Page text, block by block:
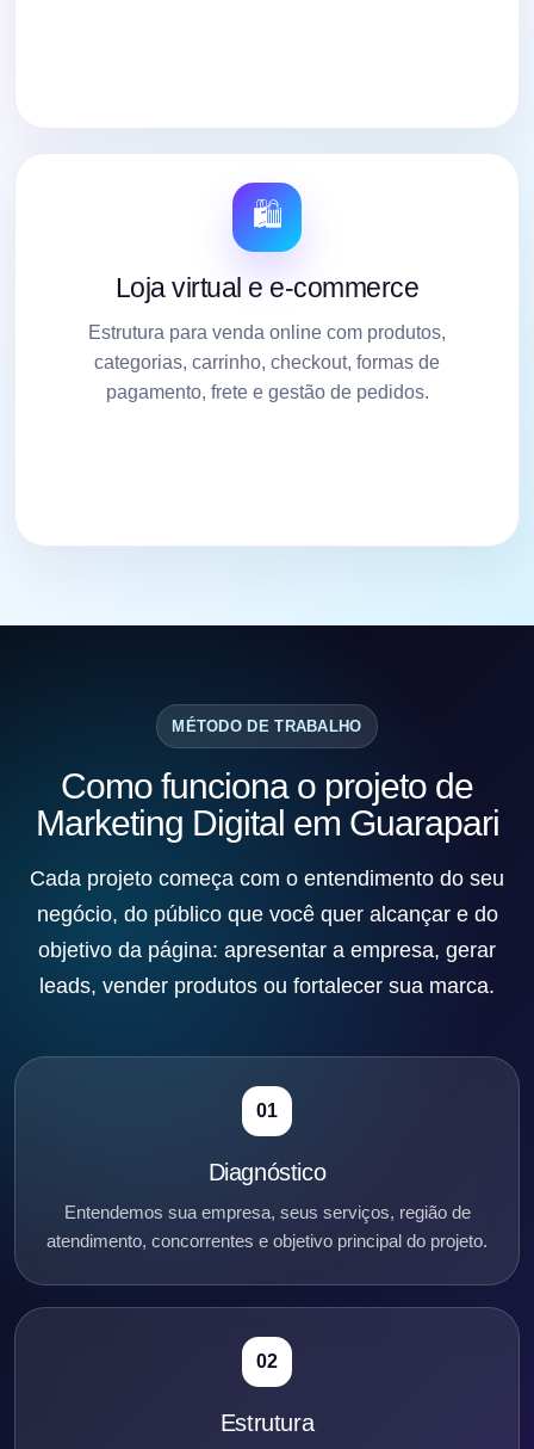
🛍️
Loja virtual e e-commerce
Estrutura para venda online com produtos,
categorias, carrinho, checkout, formas de
pagamento, frete e gestão de pedidos.
MÉTODO DE TRABALHO
Como funciona o projeto de
Marketing Digital em Guarapari
Cada projeto começa com o entendimento do seu
negócio, do público que você quer alcançar e do
objetivo da página: apresentar a empresa, gerar
leads, vender produtos ou fortalecer sua marca.
01
Diagnóstico
Entendemos sua empresa, seus serviços, região de
atendimento, concorrentes e objetivo principal do projeto.
02
Estrutura